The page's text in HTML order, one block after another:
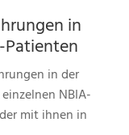
in
Patienten
in der
NBIA-
mit ihnen in